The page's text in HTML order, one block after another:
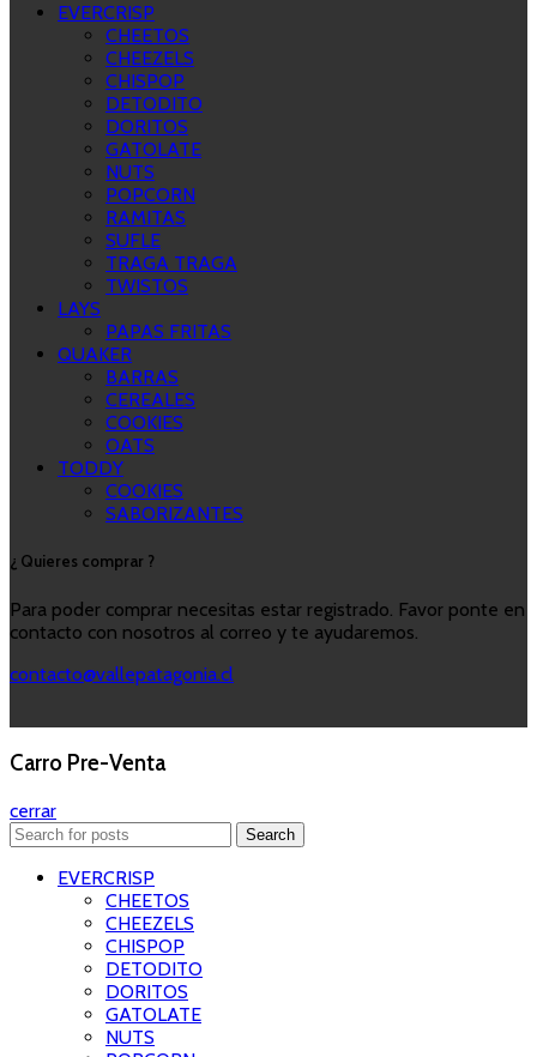
EVERCRISP
CHEETOS
CHEEZELS
CHISPOP
DETODITO
DORITOS
GATOLATE
NUTS
POPCORN
RAMITAS
SUFLE
TRAGA TRAGA
TWISTOS
LAYS
PAPAS FRITAS
QUAKER
BARRAS
CEREALES
COOKIES
OATS
TODDY
COOKIES
SABORIZANTES
¿ Quieres comprar ?
Para poder comprar necesitas estar registrado. Favor ponte en
contacto con nosotros al correo y te ayudaremos.
contacto@vallepatagonia.cl
Carro Pre-Venta
cerrar
Search
EVERCRISP
CHEETOS
CHEEZELS
CHISPOP
DETODITO
DORITOS
GATOLATE
NUTS